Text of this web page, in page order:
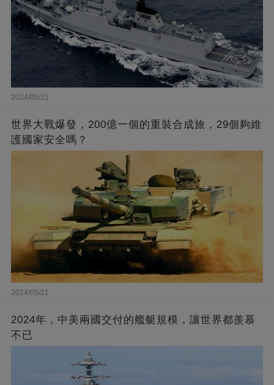
2024/05/21
世界大戰爆發，200億一個的重裝合成旅，29個夠維
護國家安全嗎？
2024/05/21
2024年，中美兩國交付的艦艇規模，讓世界都羨慕
不已